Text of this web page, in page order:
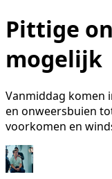
Pittige
mogelijk
Vanmiddag komen
en onweersbuien
voorkomen en